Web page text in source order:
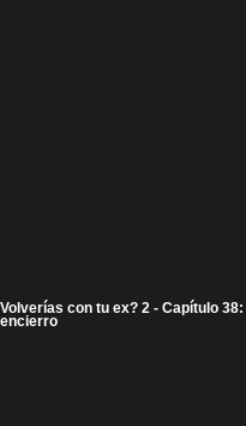
Volverías con tu ex? 2 - Capítulo
encierro